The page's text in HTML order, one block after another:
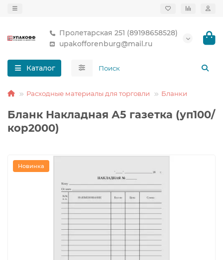
Пролетарская 251 (89198658528)
upakofforenburg@mail.ru
Каталог
Расходные материалы для торговли Бланки
Бланк Накладная А5 газетка (уп100/
кор2000)
Новинка